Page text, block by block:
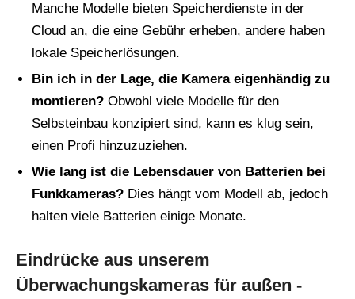
Manche Modelle bieten Speicherdienste in der
Cloud an, die eine Gebühr erheben, andere haben
lokale Speicherlösungen.
Bin ich in der Lage, die Kamera eigenhändig zu
montieren? Obwohl viele Modelle für den
Selbsteinbau konzipiert sind, kann es klug sein,
einen Profi hinzuzuziehen.
Wie lang ist die Lebensdauer von Batterien bei
Funkkameras? Dies hängt vom Modell ab, jedoch
halten viele Batterien einige Monate.
Eindrücke aus unserem
Überwachungskameras für außen -